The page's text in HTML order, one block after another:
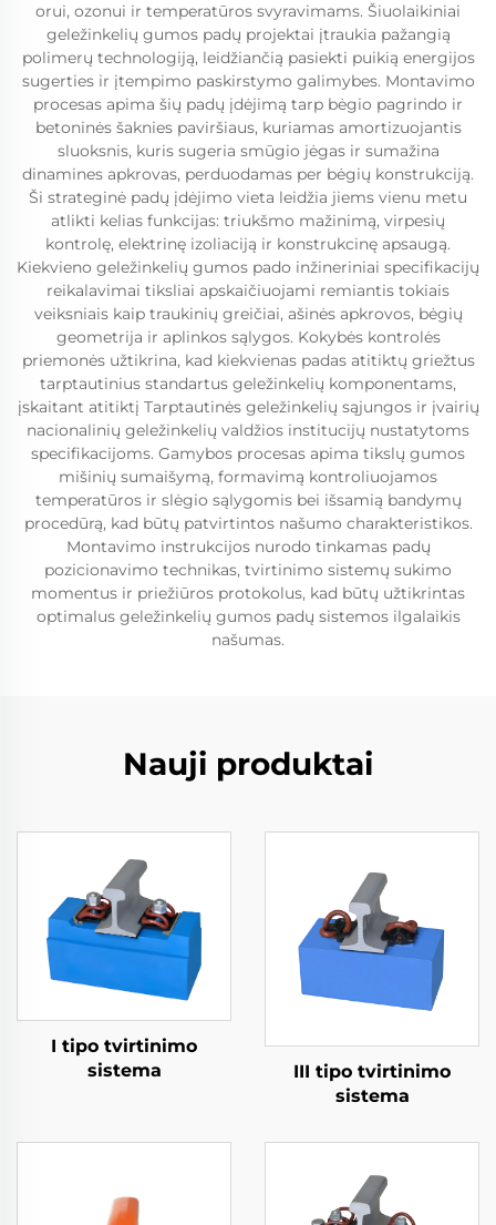
orui, ozonui ir temperatūros svyravimams. Šiuolaikiniai
geležinkelių gumos padų projektai įtraukia pažangią
polimerų technologiją, leidžiančią pasiekti puikią energijos
sugerties ir įtempimo paskirstymo galimybes. Montavimo
procesas apima šių padų įdėjimą tarp bėgio pagrindo ir
betoninės šaknies paviršiaus, kuriamas amortizuojantis
sluoksnis, kuris sugeria smūgio jėgas ir sumažina
dinamines apkrovas, perduodamas per bėgių konstrukciją.
Ši strateginė padų įdėjimo vieta leidžia jiems vienu metu
atlikti kelias funkcijas: triukšmo mažinimą, virpesių
kontrolę, elektrinę izoliaciją ir konstrukcinę apsaugą.
Kiekvieno geležinkelių gumos pado inžineriniai specifikacijų
reikalavimai tiksliai apskaičiuojami remiantis tokiais
veiksniais kaip traukinių greičiai, ašinės apkrovos, bėgių
geometrija ir aplinkos sąlygos. Kokybės kontrolės
priemonės užtikrina, kad kiekvienas padas atitiktų griežtus
tarptautinius standartus geležinkelių komponentams,
įskaitant atitiktį Tarptautinės geležinkelių sąjungos ir įvairių
nacionalinių geležinkelių valdžios institucijų nustatytoms
specifikacijoms. Gamybos procesas apima tikslų gumos
mišinių sumaišymą, formavimą kontroliuojamos
temperatūros ir slėgio sąlygomis bei išsamią bandymų
procedūrą, kad būtų patvirtintos našumo charakteristikos.
Montavimo instrukcijos nurodo tinkamas padų
pozicionavimo technikas, tvirtinimo sistemų sukimo
momentus ir priežiūros protokolus, kad būtų užtikrintas
optimalus geležinkelių gumos padų sistemos ilgalaikis
našumas.
Nauji produktai
I tipo tvirtinimo
sistema
III tipo tvirtinimo
sistema